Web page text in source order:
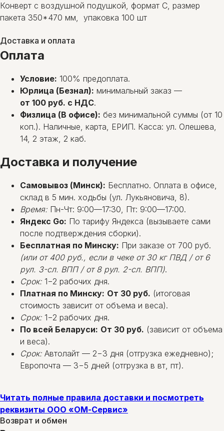
Конверт с воздушной подушкой, формат C, размер
пакета 350*470 мм, упаковка 100 шт
Доставка и оплата
Оплата
Условие: 100% предоплата.
Юрлица (Безнал): минимальный заказ —
от 100 руб. с НДС.
Физлица (В офисе): без минимальной суммы (от 10
коп.). Наличные, карта, ЕРИП. Касса: ул. Олешева,
14, 2 этаж, 2 каб.
Доставка и получение
Самовывоз (Минск): Бесплатно. Оплата в офисе,
склад в 5 мин. ходьбы (ул. Лукьяновича, 8).
Время: Пн-Чт: 9:00—17:30, Пт: 9:00—17:00.
Яндекс Go: По тарифу Яндекса (вызываете сами
после подтверждения сборки).
Бесплатная по Минску: При заказе от 700 руб.
(или от 400 руб., если в чеке от 30 кг ПВД / от 6
рул. 3-сл. ВПП / от 8 рул. 2-сл. ВПП).
Срок: 1−2 рабочих дня.
Платная по Минску: От 30 руб. (итоговая
стоимость зависит от объема и веса).
Срок: 1−2 рабочих дня.
По всей Беларуси: От 30 руб. (зависит от объема
и веса).
Срок: Автолайт — 2−3 дня (отгрузка ежедневно);
Европочта — 3−5 дней (отгрузка в вт, пт).
Читать полные правила доставки и посмотреть
реквизиты ООО «ОМ-Сервис»
Возврат и обмен